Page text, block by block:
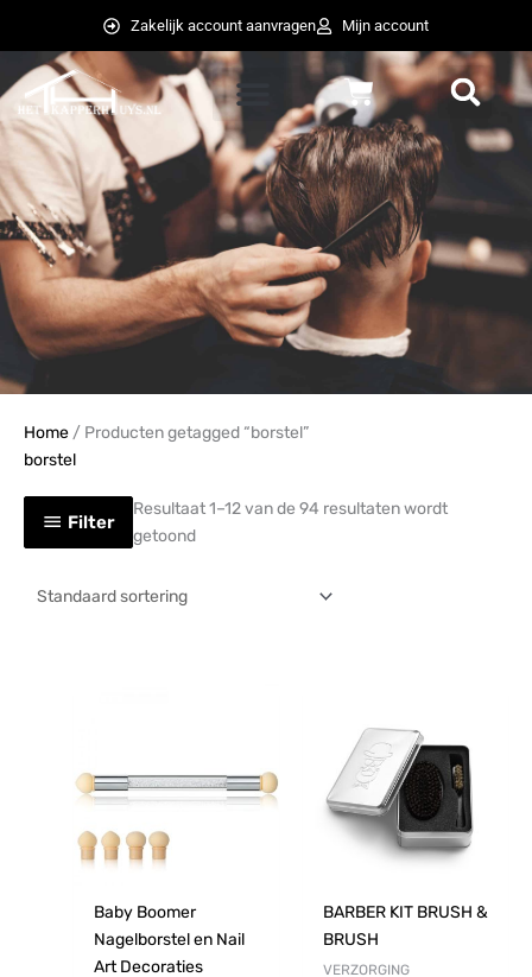
inhoud
Zakelijk account aanvragen Mijn account
Winkelwagen
Home / Producten getagged “borstel”
borstel
Filter
Resultaat 1–12 van de 94 resultaten wordt
getoond
Baby Boomer
Nagelborstel en Nail
Art Decoraties
BARBER KIT BRUSH &
BRUSH
VERZORGING